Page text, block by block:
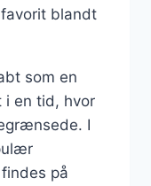
blandt
som en
i en tid, hvor
I
på